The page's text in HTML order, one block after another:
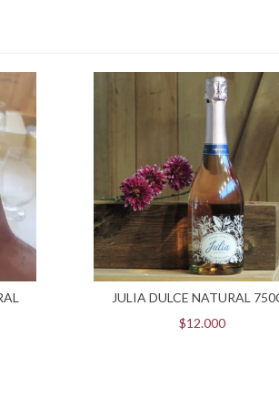
JULIA DULCE NATURAL
$12.000